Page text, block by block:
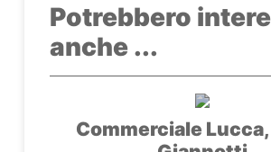
Potrebbero
anche ...
Commerciale